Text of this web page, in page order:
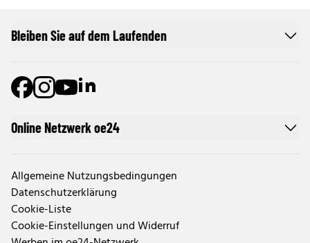
Online Netzwerk oe24
Allgemeine Nutzungsbedingungen
Datenschutzerklärung
Cookie-Liste
Cookie-Einstellungen und Widerruf
Bleiben Sie auf dem Laufenden